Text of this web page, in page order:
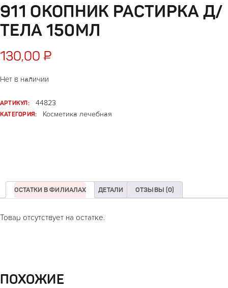
911 ОКОПНИК РАСТИРКА Д/
ТЕЛА 150МЛ
130,00 ₽
Нет в наличии
АРТИКУЛ:
44823
КАТЕГОРИЯ:
Косметика лечебная
ОСТАТКИ В ФИЛИАЛАХ ДЕТАЛИ ОТЗЫВЫ (0)
Товар отсутствует на остатке.
ПОХОЖИЕ